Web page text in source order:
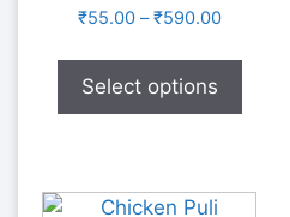
₹55.00–₹590.00
Select options